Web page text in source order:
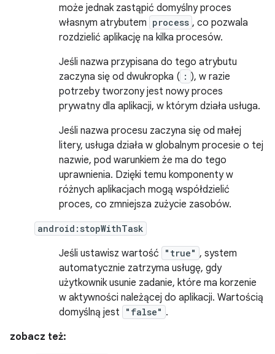
może jednak zastąpić domyślny proces
własnym atrybutem process , co pozwala
rozdzielić aplikację na kilka procesów.
Jeśli nazwa przypisana do tego atrybutu
zaczyna się od dwukropka ( : ), w razie
potrzeby tworzony jest nowy proces
prywatny dla aplikacji, w którym działa usługa.
Jeśli nazwa procesu zaczyna się od małej
litery, usługa działa w globalnym procesie o tej
nazwie, pod warunkiem że ma do tego
uprawnienia. Dzięki temu komponenty w
różnych aplikacjach mogą współdzielić
proces, co zmniejsza zużycie zasobów.
android:stopWithTask
Jeśli ustawisz wartość "true" , system
automatycznie zatrzyma usługę, gdy
użytkownik usunie zadanie, które ma korzenie
w aktywności należącej do aplikacji. Wartością
domyślną jest
"false" .
zobacz też: